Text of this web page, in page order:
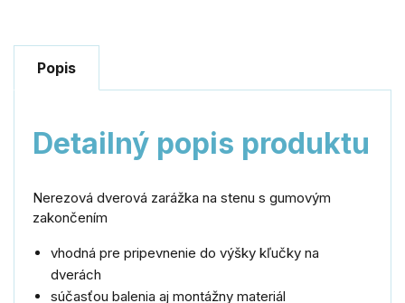
Popis
Detailný popis produktu
Nerezová dverová zarážka na stenu s gumovým
zakončením
vhodná pre pripevnenie do výšky kľučky na
dverách
súčasťou balenia aj montážny materiál